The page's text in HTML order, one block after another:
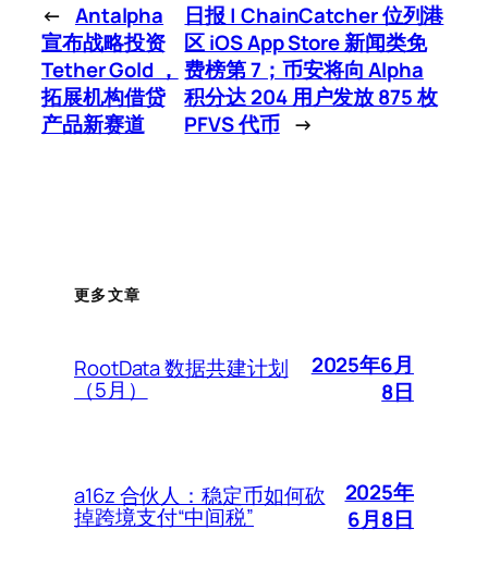
← Antalpha
宣布战略投资
Tether Gold ，
拓展机构借贷
产品新赛道
日报 | ChainCatcher 位列港
区 iOS App Store 新闻类免
费榜第 7；币安将向 Alpha
积分达 204 用户发放 875 枚
PFVS 代币 →
更多文章
RootData 数据共建计划
（5月）
2025年6月
8日
a16z 合伙人：稳定币如何砍
掉跨境支付“中间税”
2025年
6月8日